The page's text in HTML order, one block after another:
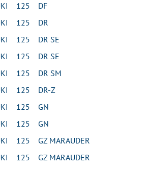
125 DF
125 DR
125 DR SE
125 DR SE
125 DR SM
125 DR-Z
125 GN
125 GN
125 GZ MARAUDER
125 GZ MARAUDER